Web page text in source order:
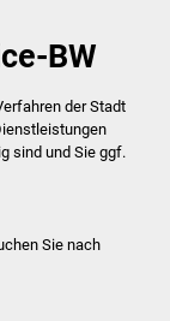
BW
der Stadt
sind und Sie ggf.
Sie nach